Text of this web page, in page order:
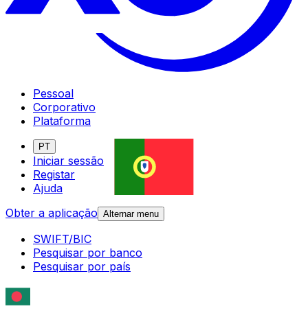
Pessoal
Corporativo
Plataforma
PT
Iniciar sessão
Registar
Ajuda
Obter a aplicação Alternar menu
SWIFT/BIC
Pesquisar por banco
Pesquisar por país